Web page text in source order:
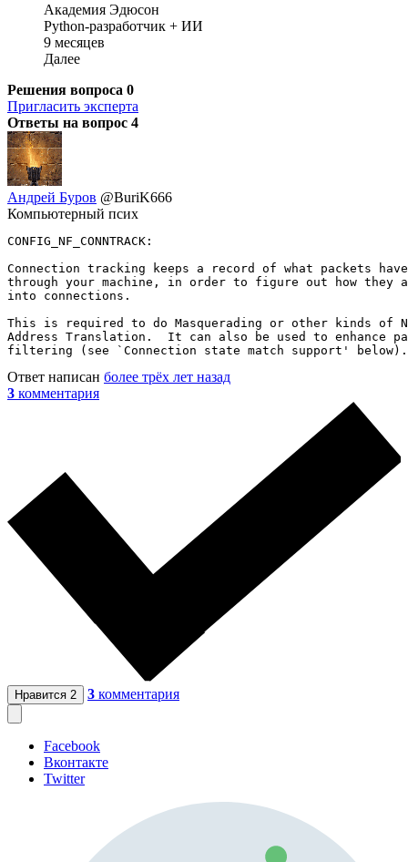
Академия Эдюсон
Python-разработчик + ИИ
9 месяцев
Далее
Решения вопроса 0
Пригласить эксперта
Ответы на вопрос 4
Андрей Буров @BuriK666
Компьютерный псих
CONFIG_NF_CONNTRACK:
Connection tracking keeps a record of what packets have
through your machine, in order to figure out how they
into connections.
This is required to do Masquerading or other kinds of
Address Translation.  It can also be used to enhance
filtering (see `Connection state match support' below).
Ответ написан более трёх лет назад
3 комментария
Нравится 2 3 комментария
Facebook
Вконтакте
Twitter